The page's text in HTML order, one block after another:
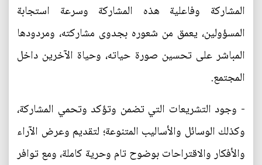
المشاركة وفاعلية هذه المشاركة وسرعة استجابة
المسؤولين، يعمق من شعوره بجدوى مشاركته، ومردودها
المباشر على تحسين صورة حياته، وحياة الآخرين داخل
المجتمع.
- وجود التشريعات التي تضمن وتؤكد وتحمي المشاركة،
وكذلك الوسائل والأساليب المتنوعة؛ لتقديم وعرض الآراء
والأفكار والاقتراحات بوضوح تام وحرية كاملة، ومع توافر